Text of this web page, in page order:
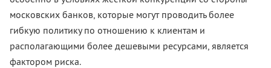
московских банков, которые могут проводить более
гибкую политику по отношению к клиентам и
располагающими более дешевыми ресурсами, является
фактором риска.